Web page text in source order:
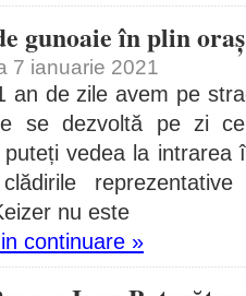
gunoaie în plin
7 ianuarie 2021
an de zile avem pe
se dezvoltă pe zi
vedea la intrarea
nu este
continuare »